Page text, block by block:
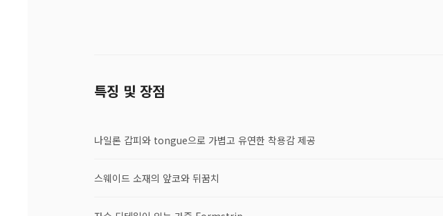
특징 및 장점
나일론 갑피와 tongue으로 가볍고 유연한 착용감 제공
스웨이드 소재의 앞코와 뒤꿈치